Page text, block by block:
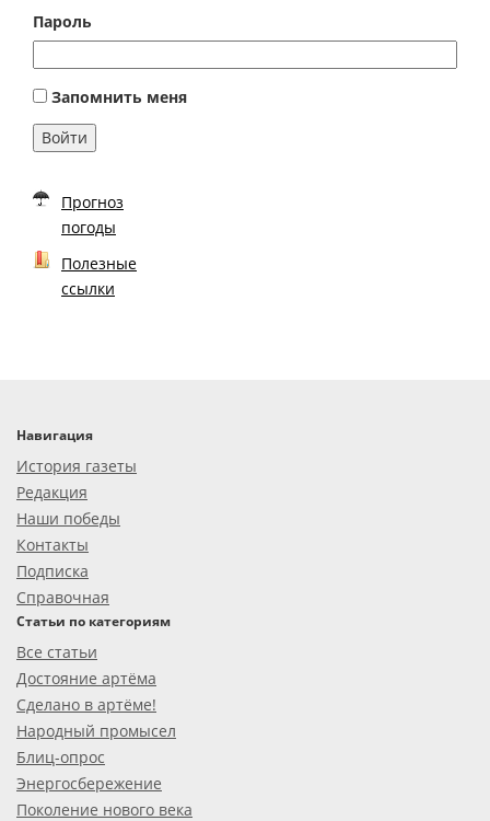
Пароль
Запомнить меня
Войти
Прогноз
погоды
Полезные
ссылки
Навигация
История газеты
Редакция
Наши победы
Контакты
Подписка
Справочная
Статьи по категориям
Все статьи
Достояние артёма
Сделано в артёме!
Народный промысел
Блиц-опрос
Энергосбережение
Поколение нового века